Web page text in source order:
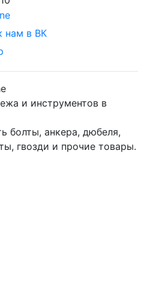
нам в ВК
и инструментов в
болты, анкера, дюбеля,
гвозди и прочие товары.